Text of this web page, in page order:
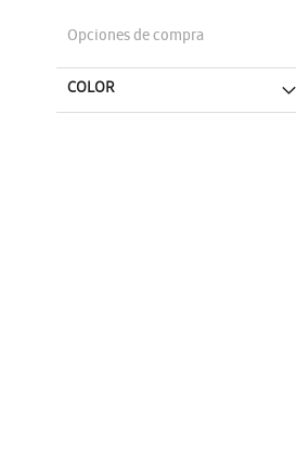
Opciones de compra
COLOR